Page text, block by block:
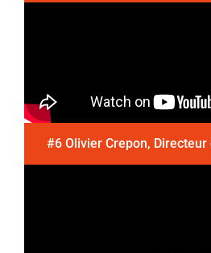
#6 Olivier Crepon, Directeur